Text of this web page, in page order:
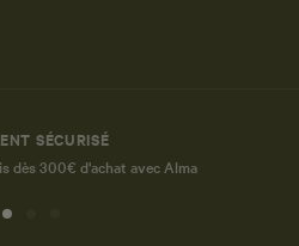
SÉCURISÉ
dès 300€ d'achat avec Alma